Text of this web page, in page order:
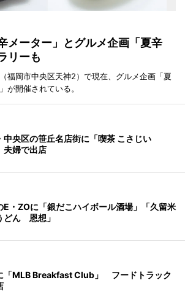
メーター」とグルメ企画「夏辛
リーも
福岡市中央区天神2）で現在、グルメ企画「夏
が開催されている。
中央区の笹丘名店街に「喫茶 こさじい
婦で出店
E・ZOに「銀だこハイボール酒場」「久留米
どん 恩想」
「MLB Breakfast Club」 フードトラック